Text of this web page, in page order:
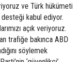
ve Türk hükümeti
desteği kabul ediyor.
açık veriyoruz.
trafiğe bakınca ABD
söylemek